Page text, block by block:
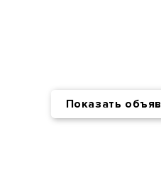
Показать